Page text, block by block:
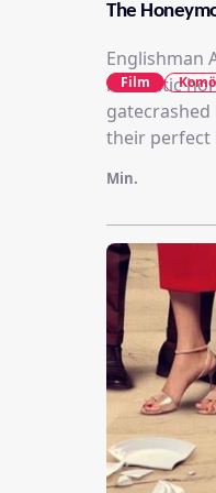
The
Englishman
romantic
gatecrashed
their perfect
Min.
Film